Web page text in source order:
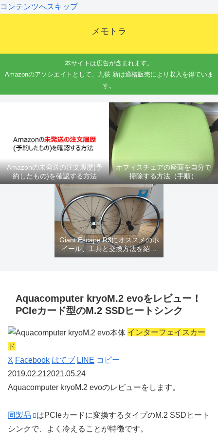
コンテンツへスキップ
メモトラ
本サイトは広告が含まれます。
Amazonのアソシエイトとして、九荻 新は適格販売により収入を得ていま
す。
Amazonの未発送の注文履歴(予
約したもの)を確認する方法
オフィスチェアの座面を自分で
掃除する方法（手順）
Giant Escape R3にオススメのホ
イール、工具と交換方法を紹介
するよ
Aquacomputer kryoM.2 evoをレビュー！
PCIeカード型のM.2 SSDヒートシンク
インターフェイスカー
ド
X Facebook はてブ LINE コピー
2019.02.212021.05.24
Aquacomputer kryoM.2 evoのレビューをします。
同製品
はPCIeカードに変換するタイプのM.2 SSDヒート
シンクで、よく冷えることが特徴です。